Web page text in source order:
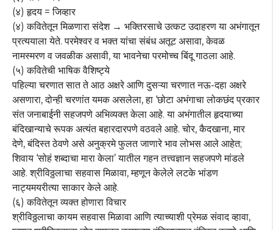
(४) हृदय = जिव्हार
(४) कवितेतून मिळणारा संदेश → भक्तिरसाचे उत्कट उदाहरण या अभंगातून
प्रत्ययाला येते. परमेश्वर व भक्त यांचा संबंध अतूट असावा, केवळ
नामस्मरण व जवळीक असावी, या भावनेचा परमोच्च बिंदू गाठला आहे.
(५) कवितेची भाषिक वैशिष्ट्ये
पहिल्या चरणात सात ते आठ अक्षरे आणि दुसऱ्या चरणात नऊ-दहा अक्षरे
असणारा, दोन्ही चरणांत यमक असलेला, हा ‘छोटा अभंगाचा लोकछंद प्रकार
संत जनाबाईनी सहजपणे अभिव्यक्त केला आहे. या अभंगातील हृदयाच्या
बंदिखान्याचे रूपक अत्यंत बहारदारपणे वठवले आहे. चोर, कैदखाना, मार
देणे, बंदिस्त ठेवणे असे अनुक्रमे फुलत जाणारे भाव लोभस आले आहेत;
शिवाय ‘सोहं शब्दाचा मारा केला’ यातील गहन तत्त्वज्ञान सहजपणे मांडले
आहे. श्रीविठ्ठलाचा सहवास मिळावा, म्हणून केलेले लटके भांडण
नाट्यमयरीत्या साकार केले आहे.
(६) कवितेतून व्यक्त होणारा विचार
श्रीविठ्ठलाचा कायम सहवास मिळावा आणि त्याच्याशी प्रेमळ संवाद व्हावा,